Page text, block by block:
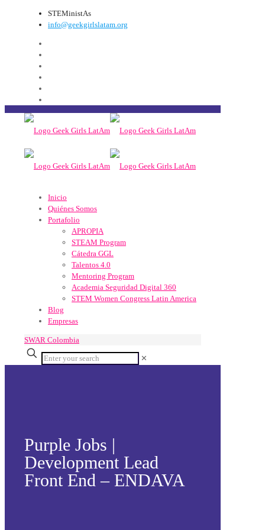
STEMinistAs
info@geekgirlslatam.org
Inicio
Quiénes Somos
Portafolio
APROPIA
STEAM Program
Cátedra GGL
Talentos 4.0
Mentoring Program
Academia Seguridad Digital 360
STEM Women Congress Latin America
Blog
Empresas
SWAR Colombia
✕
Purple Jobs |
Development Lead
Front End – ENDAVA